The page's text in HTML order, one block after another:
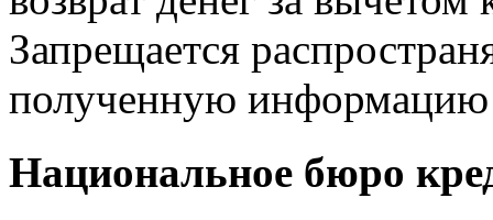
Запрещается
полученную информацию
Национальное бюро